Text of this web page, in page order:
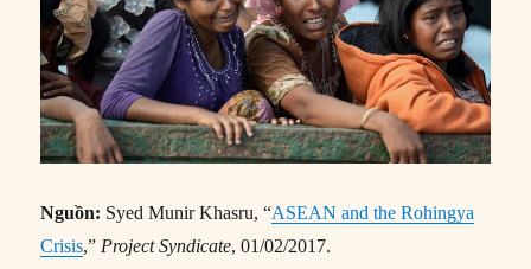
Nguồn: Syed Munir Khasru, “ASEAN and the Rohingya
Crisis,” Project Syndicate, 01/02/2017.